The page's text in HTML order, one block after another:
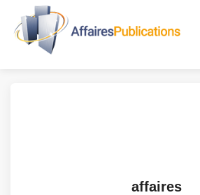
affaires